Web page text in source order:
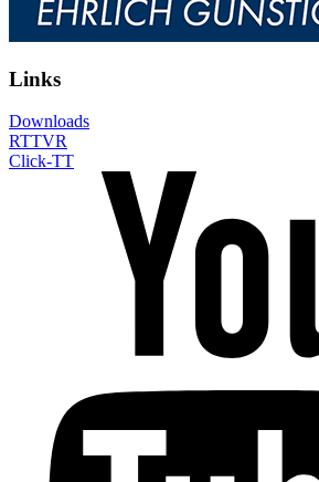
Links
Downloads
RTTVR
Click-TT